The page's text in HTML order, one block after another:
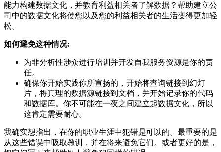
能力构建数据文化，并教育利益相关者了解数据？帮助建立公
司中的数据文化将使您以及您的利益相关者的生活变得更加轻
松。
如何避免这种情况:
为非分析性涉众进行培训并开发自我服务资源是你的责
任。
确保你开始实践你所宣扬的，开始将查询链接到幻灯
片，将真理的数据源链接到文档，并开始记录你的代码
和数据库。你不可能在一夜之间建立起数据文化，所以
这肯定需要耐心。
我确实想指出，在你的职业生涯中犯错是可以的。最重要的是
从这些错误中吸取教训，并在将来避免它们。或者更好的是，